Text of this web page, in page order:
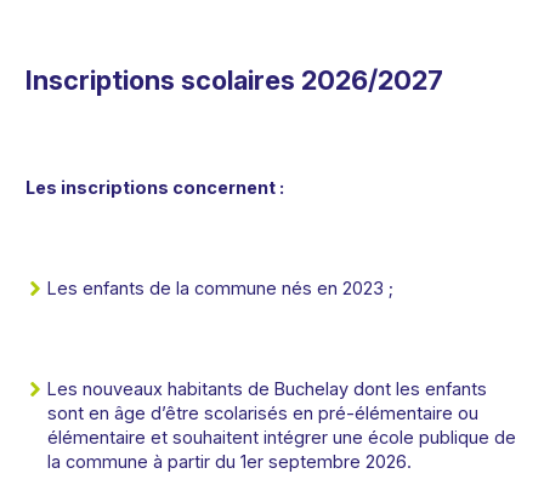
Inscriptions scolaires 2026/2027
Les inscriptions concernent :
Les enfants de la commune nés en 2023 ;
Les nouveaux habitants de Buchelay dont les enfants
sont en âge d’être scolarisés en pré-élémentaire ou
élémentaire et souhaitent intégrer une école publique de
la commune à partir du 1er septembre 2026.